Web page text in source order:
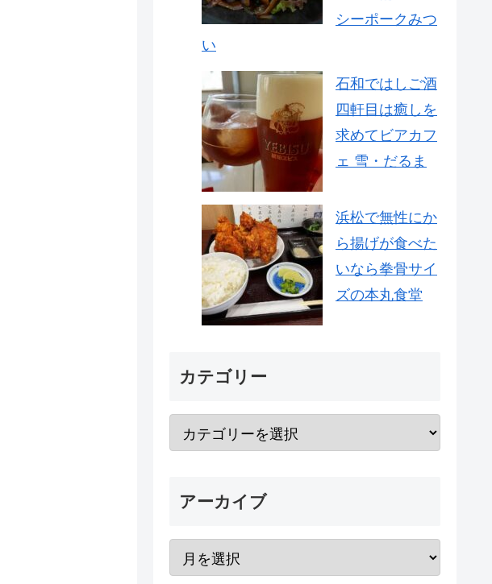
シーポークみつ
い
石和ではしご酒
四軒目は癒しを
求めてビアカフ
ェ 雪・だるま
浜松で無性にか
ら揚げが食べた
いなら拳骨サイ
ズの本丸食堂
カテゴリー
アーカイブ